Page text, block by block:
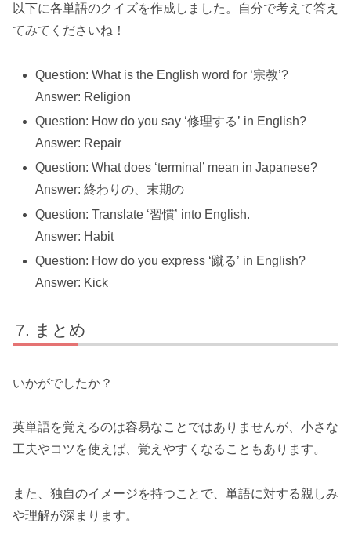
以下に各単語のクイズを作成しました。自分で考えて答え
てみてくださいね！
Question: What is the English word for ‘宗教’?
Answer: Religion
Question: How do you say ‘修理する’ in English?
Answer: Repair
Question: What does ‘terminal’ mean in Japanese?
Answer: 終わりの、末期の
Question: Translate ‘習慣’ into English.
Answer: Habit
Question: How do you express ‘蹴る’ in English?
Answer: Kick
まとめ
いかがでしたか？
英単語を覚えるのは容易なことではありませんが、小さな
工夫やコツを使えば、覚えやすくなることもあります。
また、独自のイメージを持つことで、単語に対する親しみ
や理解が深まります。